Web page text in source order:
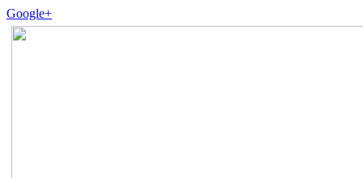
Google+